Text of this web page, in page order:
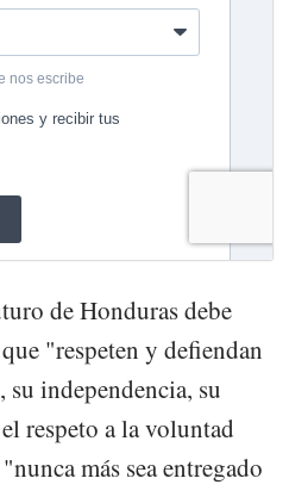
de Honduras debe
"respeten y defiendan
independencia, su
respeto a la voluntad
más sea entregado